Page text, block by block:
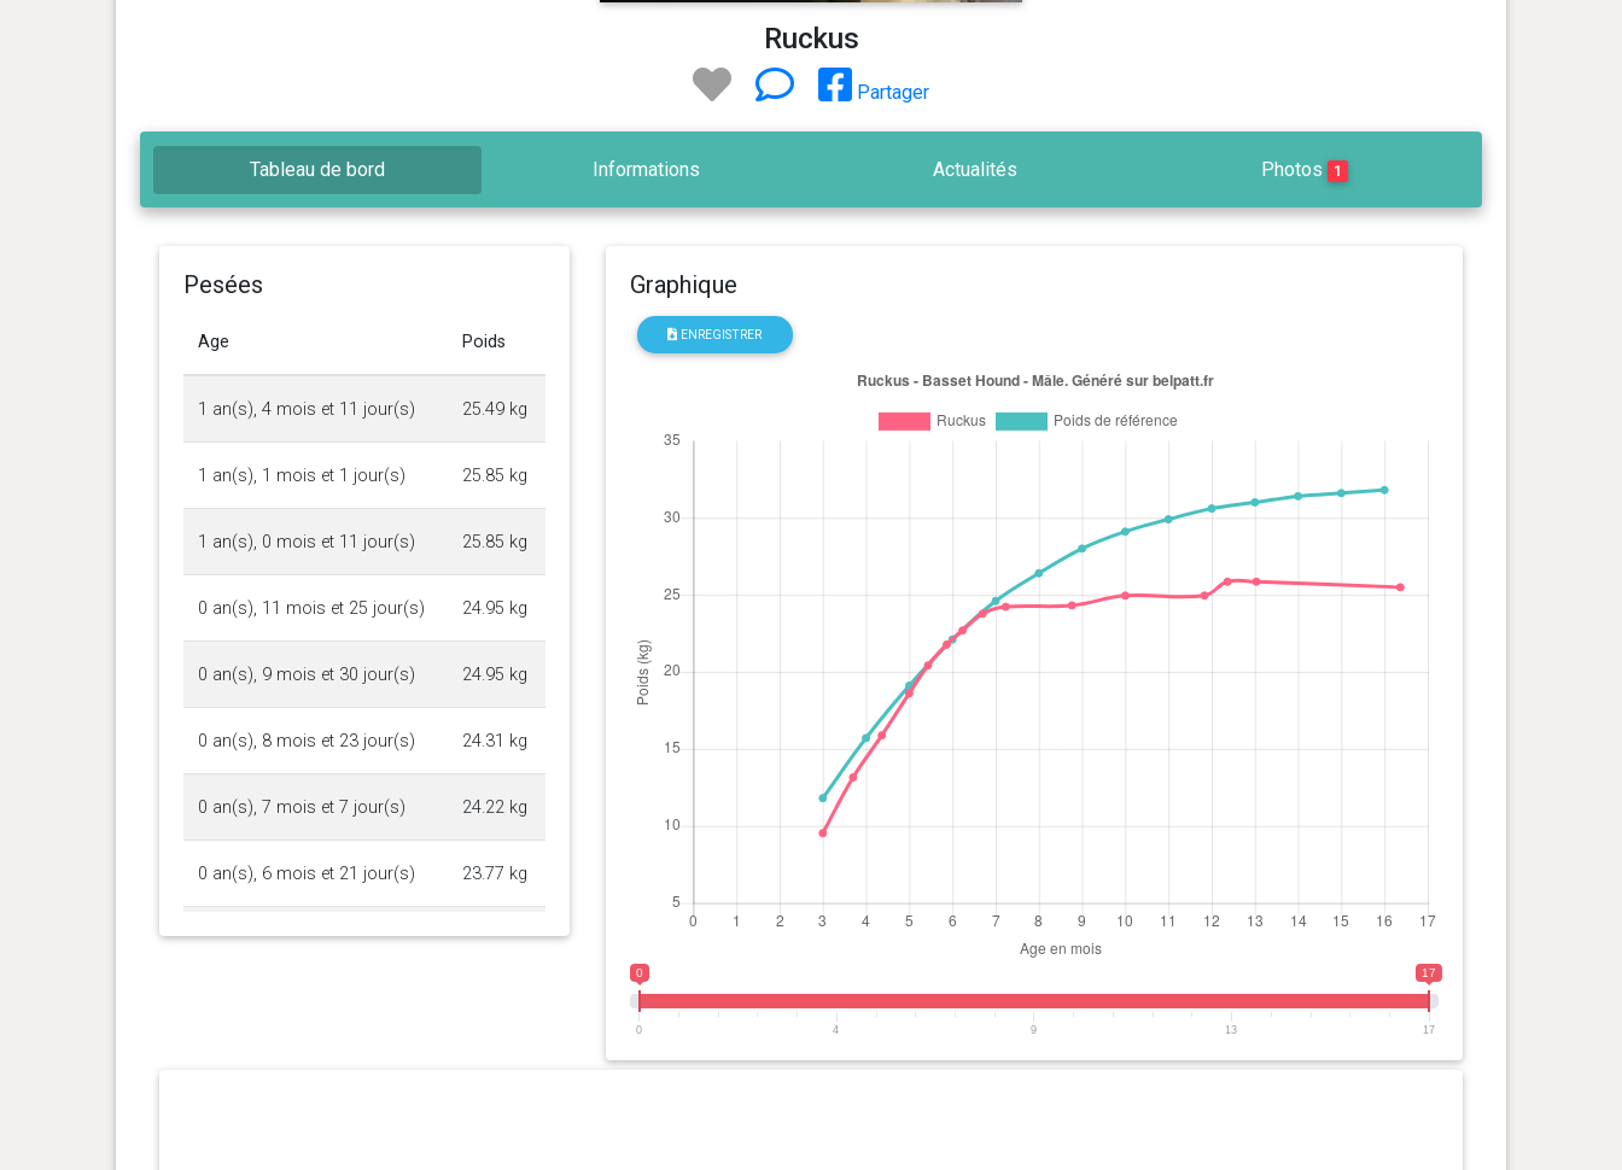
Ruckus
Partager
Tableau de bord Informations Actualités Photos 1
Pesées
Age Poids
1 an(s), 4 mois et 11 jour(s) 25.49 kg
1 an(s), 1 mois et 1 jour(s) 25.85 kg
1 an(s), 0 mois et 11 jour(s) 25.85 kg
0 an(s), 11 mois et 25 jour(s) 24.95 kg
0 an(s), 9 mois et 30 jour(s) 24.95 kg
0 an(s), 8 mois et 23 jour(s) 24.31 kg
0 an(s), 7 mois et 7 jour(s) 24.22 kg
0 an(s), 6 mois et 21 jour(s) 23.77 kg
0 an(s), 6 mois et 7 jour(s) 22.68 kg
Graphique
ENREGISTRER
0 17
0 4 9 13 17